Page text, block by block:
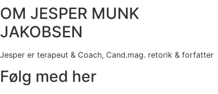
OM JESPER MUNK
JAKOBSEN
Jesper er terapeut & Coach, Cand.mag. retorik & forfatter
Følg med her